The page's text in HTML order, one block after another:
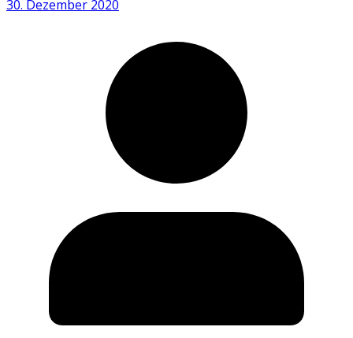
30. Dezember 2020